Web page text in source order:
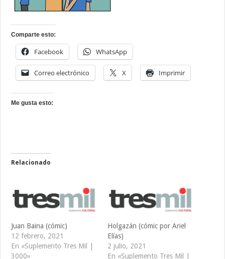
Comparte esto:
Facebook WhatsApp
Correo electrónico X Imprimir
Me gusta esto:
Relacionado
Juan Baina (cómic)
12 febrero, 2021
En «Suplemento Tres Mil |
3000»
Holgazán (cómic por Ariel
Elías)
2 julio, 2021
En «Suplemento Tres Mil |